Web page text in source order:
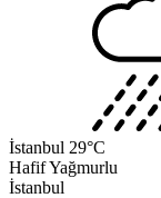
İstanbul 29°C
Hafif Yağmurlu
İstanbul